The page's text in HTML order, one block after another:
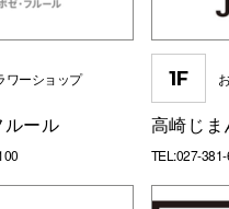
ワーショップ
ルール
1F
高崎じま
TEL:027-